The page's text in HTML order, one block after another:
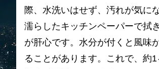
際、水洗いはせず、汚れが気に
濡らしたキッチンペーパーで拭
が肝心です。水分が付くと風味
ることがあります。これで、約